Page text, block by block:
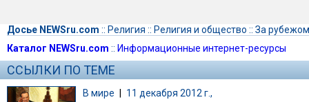
Досье NEWSru.com :: Религия :: Религия и общество :: За рубежом
Каталог NEWSru.com :: Информационные интернет-ресурсы
ССЫЛКИ ПО ТЕМЕ
В мире | 11 декабря 2012 г.,